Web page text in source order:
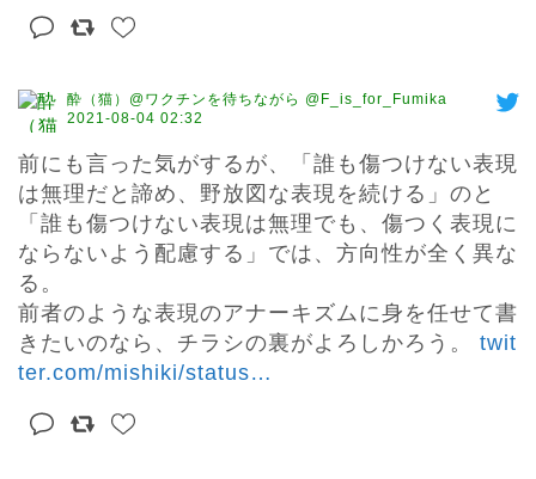
酔（猫）@ワクチンを待ちながら @F_is_for_Fumika
2021-08-04 02:32
前にも言った気がするが、「誰も傷つけない表現
は無理だと諦め、野放図な表現を続ける」のと
「誰も傷つけない表現は無理でも、傷つく表現に
ならないよう配慮する」では、方向性が全く異な
る。
前者のような表現のアナーキズムに身を任せて書
きたいのなら、チラシの裏がよろしかろう。 twit
ter.com/mishiki/status…